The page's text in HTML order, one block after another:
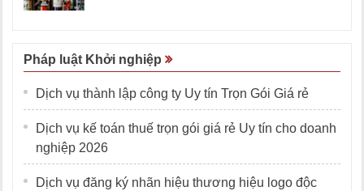
Pháp luật Khởi nghiệp
Dịch vụ thành lập công ty Uy tín Trọn Gói Giá rẻ
Dịch vụ kế toán thuế trọn gói giá rẻ Uy tín cho doanh
nghiệp 2026
Dịch vụ đăng ký nhãn hiệu thương hiệu logo độc